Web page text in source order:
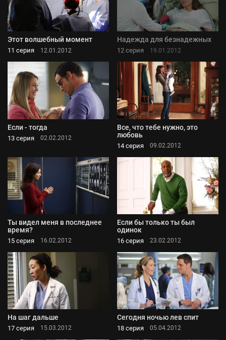
Этот волшебный момент
11 серия 12.01.2012
Надежда для безнадежных
12 серия 19.01.2012
Если - тогда
13 серия 02.02.2012
Все, что тебе нужно, это
любовь
14 серия 09.02.2012
Ты видел меня в последнее
время?
15 серия 16.02.2012
Если бы только ты был
одинок
16 серия 23.02.2012
На шаг дальше
17 серия 15.03.2012
Сегодня ночью лев спит
18 серия 05.04.2012